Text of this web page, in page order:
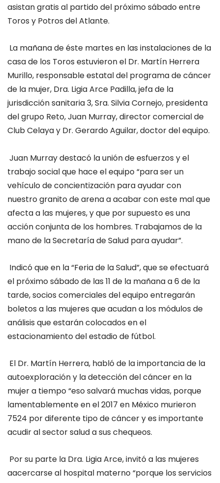
asistan gratis al partido del próximo sábado entre
Toros y Potros del Atlante.
La mañana de éste martes en las instalaciones de la
casa de los Toros estuvieron el Dr. Martín Herrera
Murillo, responsable estatal del programa de cáncer
de la mujer, Dra. Ligia Arce Padilla, jefa de la
jurisdicción sanitaria 3, Sra. Silvia Cornejo, presidenta
del grupo Reto, Juan Murray, director comercial de
Club Celaya y Dr. Gerardo Aguilar, doctor del equipo.
Juan Murray destacó la unión de esfuerzos y el
trabajo social que hace el equipo “para ser un
vehículo de concientización para ayudar con
nuestro granito de arena a acabar con este mal que
afecta a las mujeres, y que por supuesto es una
acción conjunta de los hombres. Trabajamos de la
mano de la Secretaría de Salud para ayudar”.
Indicó que en la “Feria de la Salud”, que se efectuará
el próximo sábado de las 11 de la mañana a 6 de la
tarde, socios comerciales del equipo entregarán
boletos a las mujeres que acudan a los módulos de
análisis que estarán colocados en el
estacionamiento del estadio de fútbol.
El Dr. Martín Herrera, habló de la importancia de la
autoexploración y la detección del cáncer en la
mujer a tiempo “eso salvará muchas vidas, porque
lamentablemente en el 2017 en México murieron
7524 por diferente tipo de cáncer y es importante
acudir al sector salud a sus chequeos.
Por su parte la Dra. Ligia Arce, invitó a las mujeres
aacercarse al hospital materno “porque los servicios